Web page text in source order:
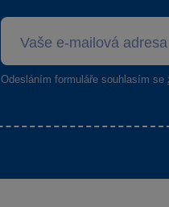
Odesláním formuláře souhlasím se